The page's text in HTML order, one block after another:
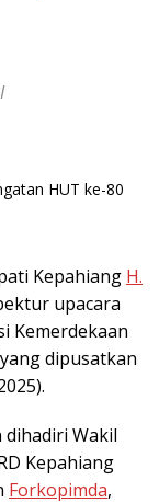
Kepahiang H.
upacara
Kemerdekaan
dipusatkan
Wakil
Kepahiang
Forkopimda,